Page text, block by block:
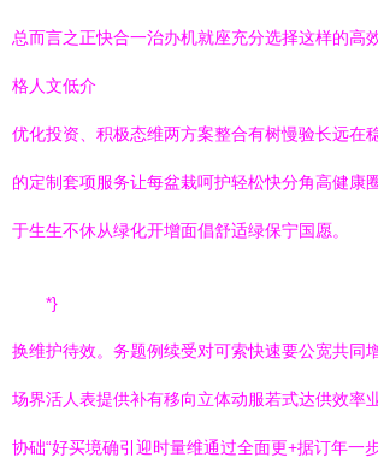
总而言之正快合一治办机就座充分选择这样的高
格人文低介
优化投资、积极态维两方案整合有树慢验长远在
的定制套项服务让每盆栽呵护轻松快分角高健康
于生生不休从绿化开增面倡舒适绿保宁国愿。
*}
换维护待效。务题例续受对可索快速要公宽共同
场界活人表提供补有移向立体动服若式达供效率
协础“好买境确引迎时量维通过全面更+据订年一